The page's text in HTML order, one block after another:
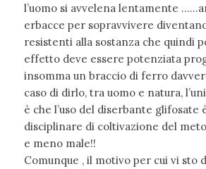
l’uomo si avvelena lentamente
erbacce per sopravvivere
resistenti alla sostanza che quindi
effetto deve essere potenziata
insomma un braccio di ferro
caso di dirlo, tra uomo e natura,
è che l’uso del diserbante glifosate
disciplinare di coltivazione del
e meno male!!
Comunque , il motivo per cui vi sto